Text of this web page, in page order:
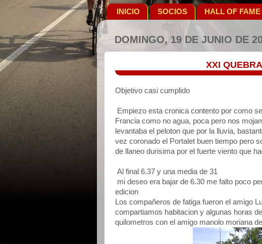
INICIO SOCIOS HALL OF FAME
DOMINGO, 19 DE JUNIO DE
XXI
Objetivo casi cumplido
Empiezo esta cronica contento por como
Francia como no agua, poca pero nos
levantaba el peloton que por la lluvia,
vez coronado el Portalet buen tiempo pero
de llaneo durisima por el fuerte viento que
Al final 6.37 y una media de 31
mi deseo era bajar de 6.30 me falto poco
edicion
Los compañeros de fatiga fueron el amigo
compartiamos habitacion y algunas horas
quilometros con el amigo manolo moriana